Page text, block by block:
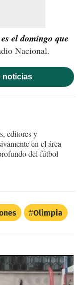
el domingo que
Nacional.
noticias
editores y
en el área
del fútbol
Olimpia